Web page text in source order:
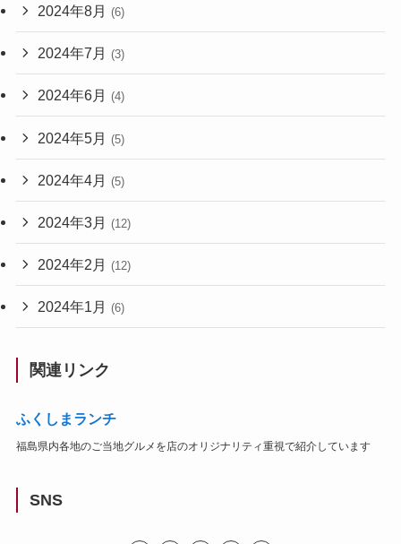
2024年8月 (6)
2024年7月 (3)
2024年6月 (4)
2024年5月 (5)
2024年4月 (5)
2024年3月 (12)
2024年2月 (12)
2024年1月 (6)
関連リンク
ふくしまランチ
福島県内各地のご当地グルメを店のオリジナリティ重視で紹介しています
SNS